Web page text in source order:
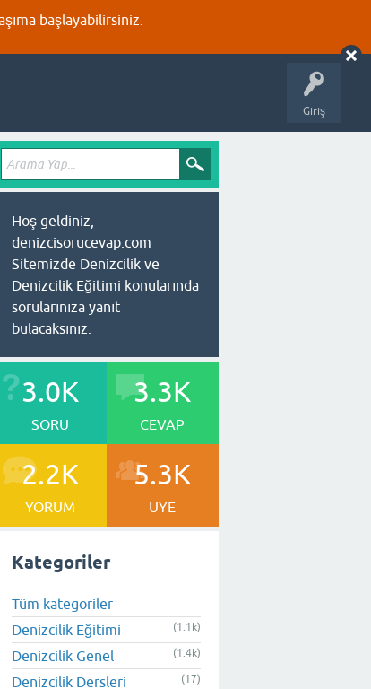
başlayabilirsiniz.
Giriş
Hoş geldiniz,
denizcisorucevap.com
Sitemizde Denizcilik ve
Denizcilik Eğitimi konularında
sorularınıza yanıt
bulacaksınız.
3.0K
SORU
3.3K
CEVAP
2.2K
YORUM
5.3K
ÜYE
Kategoriler
Tüm kategoriler
Denizcilik Eğitimi
(1.1k)
Denizcilik Genel (1.4k)
Denizcilik Dersleri (17)